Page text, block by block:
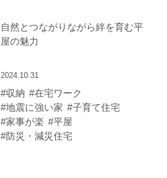
自然とつながりながら絆を育む平
屋の魅力
2024.10.31
#収納 #在宅ワーク
#地震に強い家 #子育て住宅
#家事が楽 #平屋
#防災・減災住宅